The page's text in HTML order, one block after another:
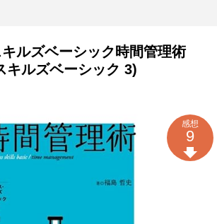
ルズベーシック時間管理術
キルズベーシック 3)
感想
9